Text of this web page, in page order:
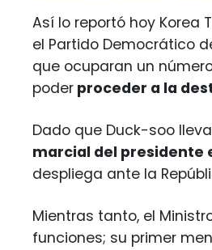
Así lo reportó hoy
el Partido Democrático
que ocuparan un
poder proceder a la
Dado que Duck-soo
marcial del presidente
despliega ante la
Mientras tanto, el
funciones; su primer